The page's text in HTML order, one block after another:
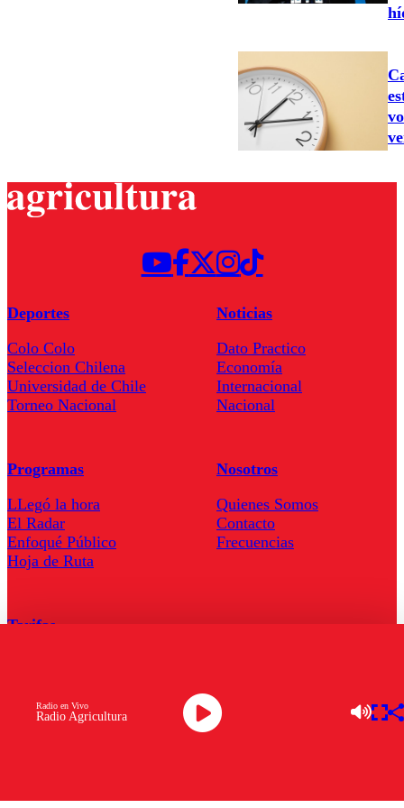
Radio Agricultura
Radio en Vivo
Deportes
Colo Colo
Seleccion Chilena
Universidad de Chile
Torneo Nacional
Noticias
Dato Practico
Economía
Internacional
Nacional
Programas
LLegó la hora
El Radar
Enfoqué Público
Hoja de Ruta
Nosotros
Quienes Somos
Contacto
Frecuencias
Tarifas
Descarga la APP